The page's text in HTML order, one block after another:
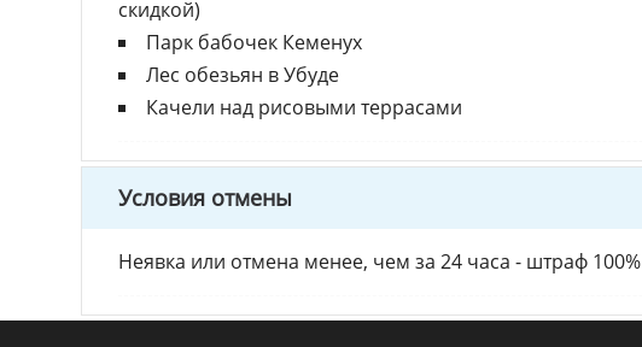
скидкой)
Парк бабочек Кеменух
Лес обезьян в Убуде
Качели над рисовыми террасами
Условия отмены
Неявка или отмена менее, чем за 24 часа - штраф 100%